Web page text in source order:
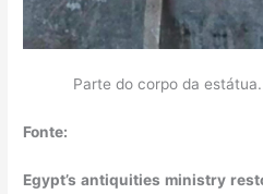
Parte do corpo da
Fonte:
Egypt’s antiquities ministry